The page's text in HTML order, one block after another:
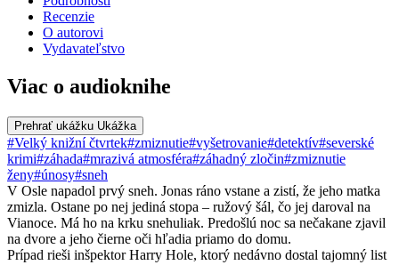
Recenzie
O autorovi
Vydavateľstvo
Viac o audioknihe
Prehrať ukážku Ukážka
#Velký knižní čtvrtek#zmiznutie#vyšetrovanie#detektív#severské
krimi#záhada#mrazivá atmosféra#záhadný zločin#zmiznutie
ženy#únosy#sneh
V Osle napadol prvý sneh. Jonas ráno vstane a zistí, že jeho matka
zmizla. Ostane po nej jediná stopa – ružový šál, čo jej daroval na
Vianoce. Má ho na krku snehuliak. Predošlú noc sa nečakane zjavil
na dvore a jeho čierne oči hľadia priamo do domu.
Prípad rieši inšpektor Harry Hole, ktorý nedávno dostal tajomný list